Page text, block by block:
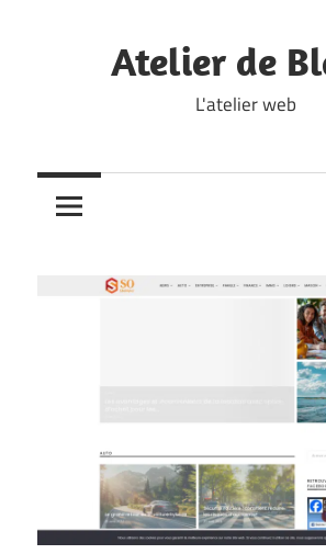
Atelier de
L'atelier web